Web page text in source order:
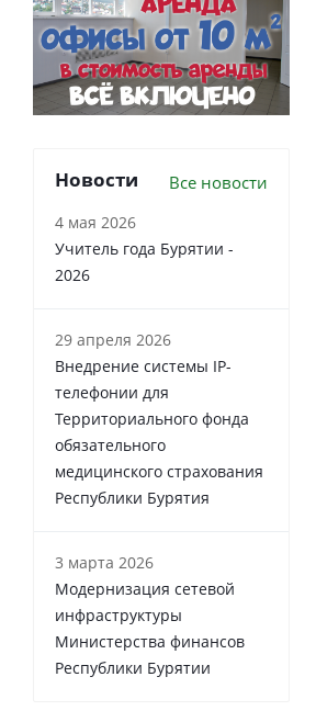
Новости Все новости
4 мая 2026
Учитель года Бурятии -
2026
29 апреля 2026
Внедрение системы IP-
телефонии для
Территориального фонда
обязательного
медицинского страхования
Республики Бурятия
3 марта 2026
Модернизация сетевой
инфраструктуры
Министерства финансов
Республики Бурятии